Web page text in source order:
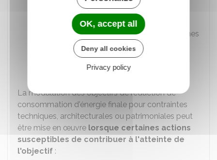
Coûts manifestement
disproportionnésdes actions par
rapport aux avantages attendus en termes
de consommation d'énergie finale. Cela
doit être justifié sur la base d'une
argumentation technique et financière.
La modulation des objectifs de réduction de
consommation d'énergie finale pour contraintes
techniques, architecturales ou patrimoniales peut
être mise en œuvre lorsque certaines actions
susceptibles de contribuer à l'atteinte de
l'objectif :
OK, accept all
Deny all cookies
Privacy policy